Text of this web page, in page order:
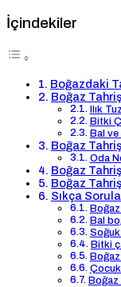
İçindekiler
Boğazdaki
Boğaz
Ilık
Bitki
Bal ve
Boğaz
Oda
Boğaz
Boğaz
Sıkça
Boğaz
Bal
Soğuk
Bitki
Boğaz